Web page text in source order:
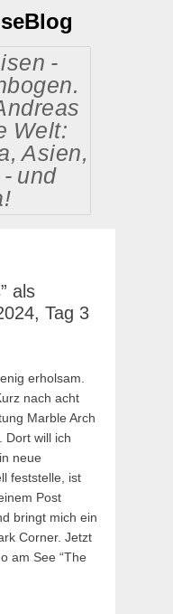
-
Welt:
Asien,
und
als
Tag 3
erholsam.
nach acht
Marble Arch
Dort will ich
neue
feststelle, ist
Post
bringt mich ein
Corner. Jetzt
am See “The